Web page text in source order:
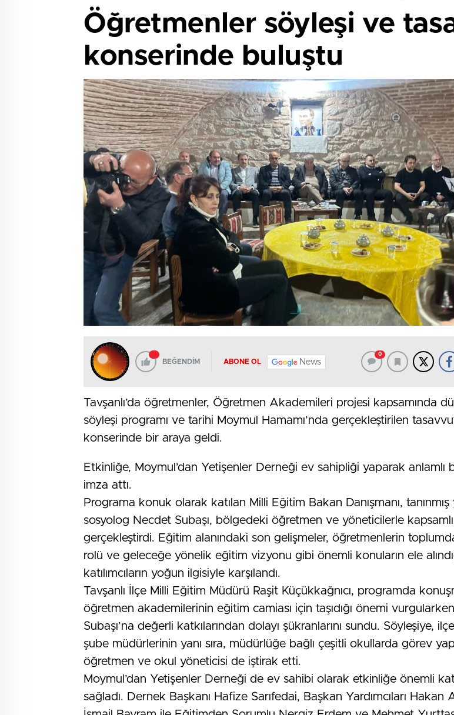
Öğretmenler söyleşi ve
konserinde buluştu
BEĞENDİM ABONE OL News
0
Tavşanlı’da öğretmenler, Öğretmen Akademileri projesi kapsamında
söyleşi programı ve tarihi Moymul Hamamı’nda gerçekleştirilen
konserinde bir araya geldi.
Etkinliğe, Moymul’dan Yetişenler Derneği ev sahipliği yaparak anlamlı
imza attı.
Programa konuk olarak katılan Milli Eğitim Bakan Danışmanı,
sosyolog Necdet Subaşı, bölgedeki öğretmen ve yöneticilerle
gerçekleştirdi. Eğitim alanındaki son gelişmeler, öğretmenlerin
rolü ve geleceğe yönelik eğitim vizyonu gibi önemli konuların ele
katılımcıların yoğun ilgisiyle karşılandı.
Tavşanlı İlçe Milli Eğitim Müdürü Raşit Küçükkağnıcı, programda
öğretmen akademilerinin eğitim camiası için taşıdığı önemi
Subaşı’na değerli katkılarından dolayı şükranlarını sundu. Söyleşiye,
şube müdürlerinin yanı sıra, müdürlüğe bağlı çeşitli okullarda görev
öğretmen ve okul yöneticisi de iştirak etti.
Moymul’dan Yetişenler Derneği de ev sahibi olarak etkinliğe önemli
sağladı. Dernek Başkanı Hafize Sarıfedai, Başkan Yardımcıları Hakan